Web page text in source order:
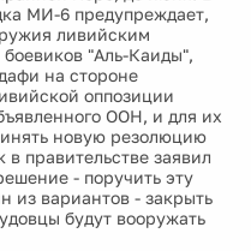
МИ-6 предупреждает,
ливийским
"Аль-Каиды",
на стороне
оппозиции
ООН, и для их
новую резолюцию
правительстве заявил
- поручить эту
из вариантов - закрыть
будут вооружать